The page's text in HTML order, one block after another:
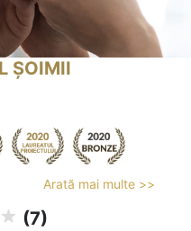
ȘOIMII
Arată mai multe >>
(7)